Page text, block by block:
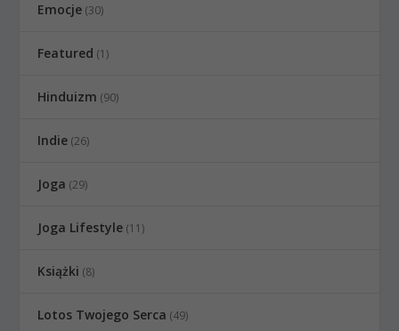
Emocje (30)
Featured (1)
Hinduizm (90)
Indie (26)
Joga (29)
Joga Lifestyle (11)
Książki (8)
Lotos Twojego Serca (49)